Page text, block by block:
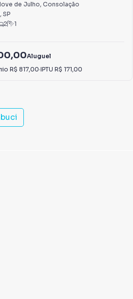
de Julho, Consolação
, SP
2 1
Aluguel
R$ 817,00·IPTU R$ 171,00